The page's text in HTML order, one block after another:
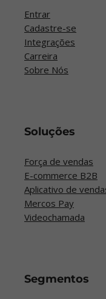
Entrar
Cadastre-se
Integrações
Carreira
Sobre Nós
Soluções
Força de vendas
E-commerce B2B
Aplicativo de
Mercos Pay
Videochamada
Segmentos